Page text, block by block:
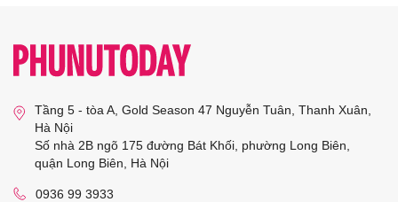
Tầng 5 - tòa A, Gold Season 47 Nguyễn Tuân, Thanh Xuân,
Hà Nội
Số nhà 2B ngõ 175 đường Bát Khối, phường Long Biên,
quận Long Biên, Hà Nội
0936 99 3933